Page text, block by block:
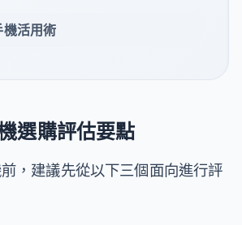
活用術
選購評估要點
，建議先從以下三個面向進行評